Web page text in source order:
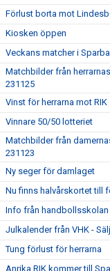
Förlust borta mot
Kiosken öppen
Veckans matcher i
Matchbilder från
231125
Vinst för herrarna mot RIK
Vinnare 50/50 lotteriet
Matchbilder från
231123
Ny seger för damlaget
Nu finns halvårskortet till
Info från handbollsskolan
Julkalender från VHK -
Tung förlust för herrarna
Anrika RIK kommer till